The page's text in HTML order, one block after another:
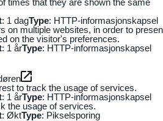
: 1 dagType: HTTP-informasjonskapsel
on multiple websites, in order to
on the visitor's preferences.
: 1 årType: HTTP-informasjonskapsel
to track the usage of services.
: 1 årType: HTTP-informasjonskapsel
the usage of services.
: ØktType: Pikselsporing